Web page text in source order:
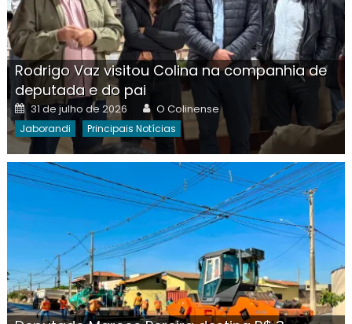
Rodrigo Vaz visitou Colina na companhia de
deputada e do pai
Posted
on
31 de julho de 2026 Author
O Colinense
Jaborandi Principais Notícias